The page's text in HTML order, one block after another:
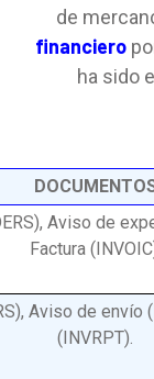
de
financiero
ha sido
Aviso de
Factura
Aviso de envío
(INVRPT).